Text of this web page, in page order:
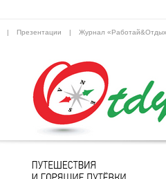
| Презентации | Журнал